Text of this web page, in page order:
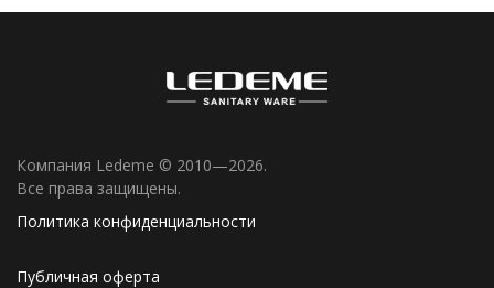
Компания Ledeme © 2010—2026.
Все права защищены.
Политика конфиденциальности
Публичная оферта